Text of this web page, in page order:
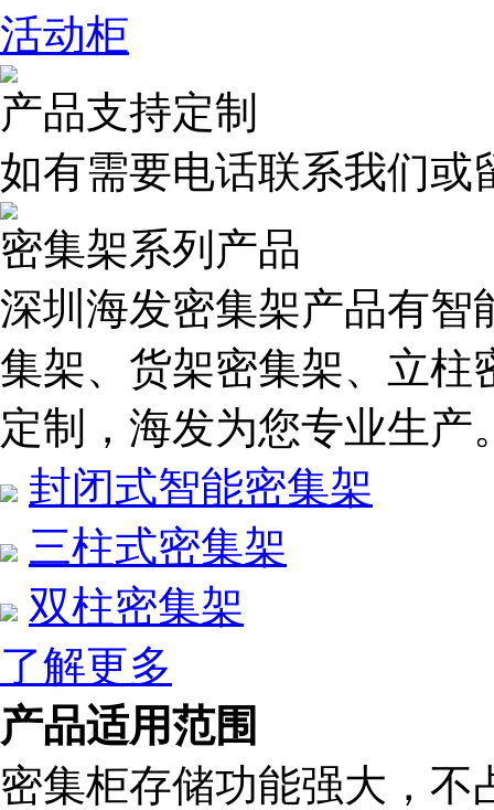
活动柜
产品支持定制
如有需要电话联系我们或
密集架系列产品
深圳海发密集架产品有智
集架、货架密集架、立柱
定制，海发为您专业生产
封闭式智能密集架
三柱式密集架
双柱密集架
了解更多
产品适用范围
密集柜存储功能强大，